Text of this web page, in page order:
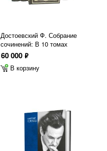
Достоевский Ф. Собрание
сочинений: В 10 томах
60 000 ф
В корзину